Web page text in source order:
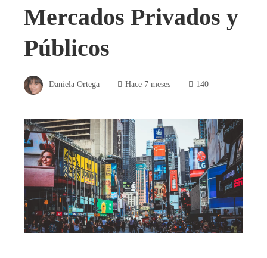
Mercados Privados y
Públicos
Daniela Ortega Hace 7 meses 140